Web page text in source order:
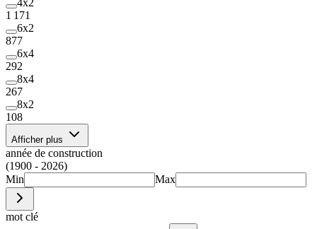
1 171
6x2
877
6x4
292
8x4
267
8x2
108
Afficher plus
année de construction
(1900 - 2026)
Min
Max
mot clé